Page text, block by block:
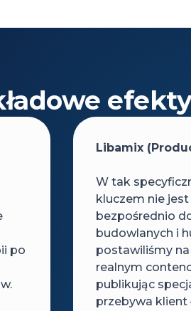
efekty
po
Libamix
W tak
kluczem nie
bezpośrednio
budowlanych i
postawiliśmy
realnym
publikując
przebywa klient